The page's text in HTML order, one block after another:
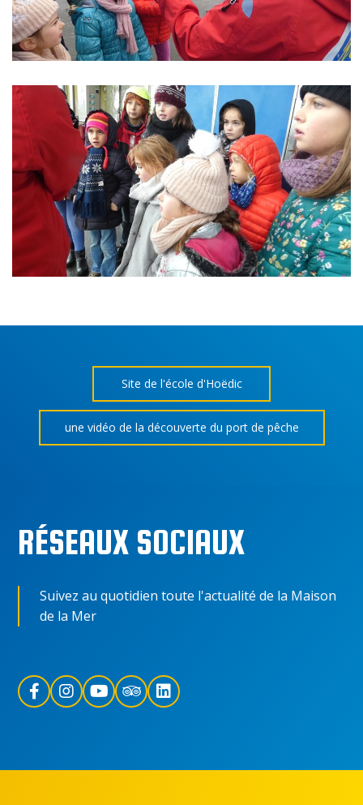
Site de l'école d'Hoëdic
une vidéo de la découverte du port de pêche
RÉSEAUX SOCIAUX
Suivez au quotidien toute l'actualité de la Maison
de la Mer